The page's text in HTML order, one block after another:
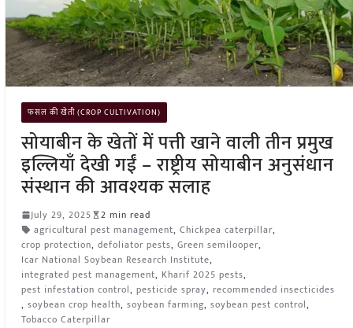
फसल की खेती (CROP CULTIVATION)
सोयाबीन के खेतों में पत्ती खाने वाली तीन प्रमुख
इल्लियाँ देखी गईं – राष्ट्रीय सोयाबीन अनुसंधान
संस्थान की आवश्यक सलाह
July 29, 2025
2 min read
agricultural pest management, Chickpea caterpillar,
crop protection, defoliator pests, Green semilooper,
Icar National Soybean Research Institute,
integrated pest management, Kharif 2025 pests,
pest infestation control, pesticide spray, recommended insecticides
, soybean crop health, soybean farming, soybean pest control,
Tobacco Caterpillar